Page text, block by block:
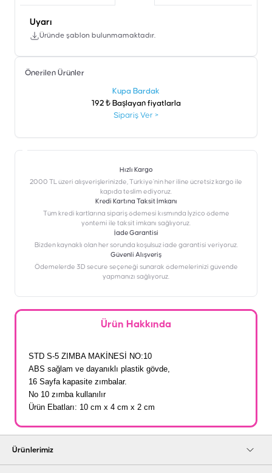
Uyarı
Üründe şablon bulunmamaktadır.
Önerilen Ürünler
Kupa Bardak
192 ₺ Başlayan fiyatlarla
Sipariş Ver >
Hızlı Kargo
2000 TL üzeri alışverişlerinizde, Türkiye’nin her iline ücretsiz kargo ile
kapıda teslim ediyoruz.
Kredi Kartına Taksit İmkanı
‎Tüm kredi kartlarına sipariş ödemesi kısmında İyzico ödeme
yöntemi ile taksit imkanı sağlıyoruz.
İade Garantisi
Bizden kaynaklı olan her sorunda koşulsuz iade garantisi veriyoruz.
Güvenli Alışveriş
Ödemelerde 3D secure seçeneği sunarak ödemelerinizi güvende
yapmanızı sağlıyoruz.
Ürün Hakkında
STD S-5 ZIMBA MAKİNESİ NO:10
ABS sağlam ve dayanıklı plastik gövde,
16 Sayfa kapasite zımbalar.
No 10 zımba kullanılır
Ürün Ebatları: 10 cm x 4 cm x 2 cm
Ürünlerimiz